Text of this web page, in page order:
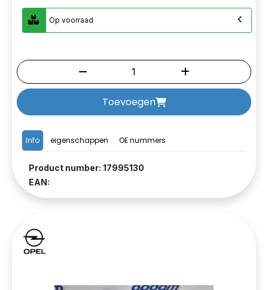
Info eigenschappen OE nummers
Product number: 17995130
EAN:
Op voorraad
Toevoegen